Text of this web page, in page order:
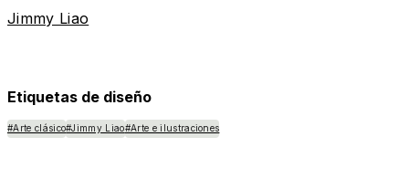
Jimmy Liao
Etiquetas de diseño
#Arte clásico#Jimmy Liao#Arte e ilustraciones